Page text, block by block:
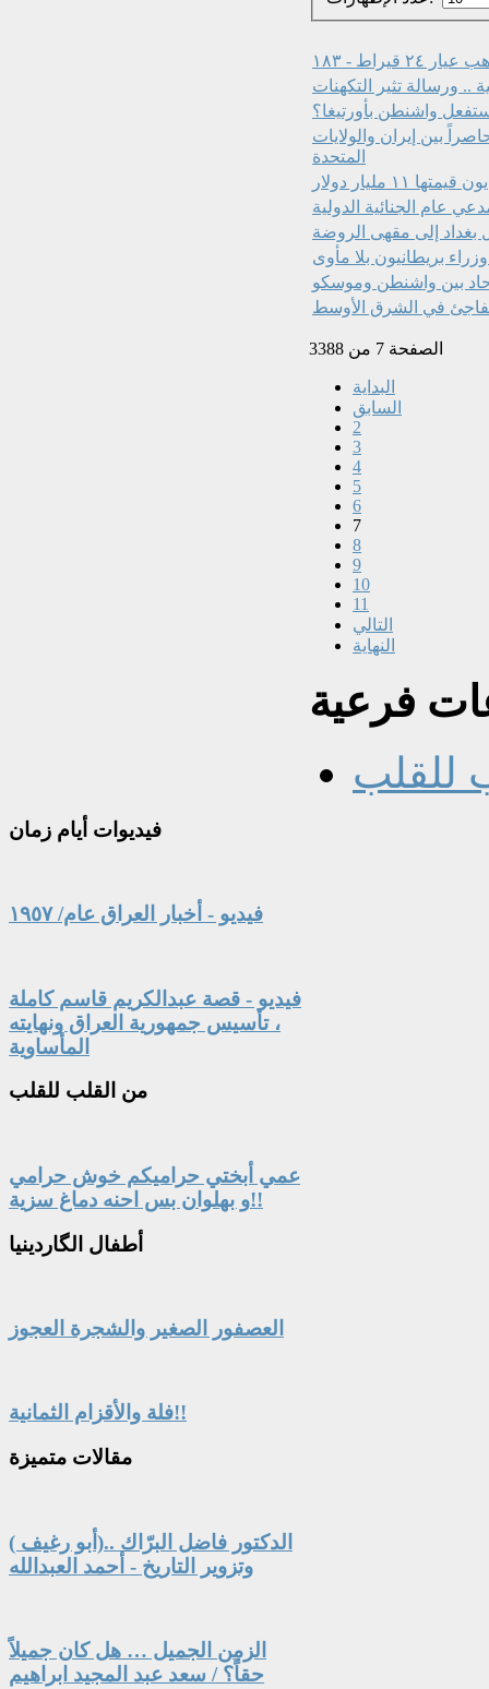
قيراط - ١٨٣
.. ورسالة تثير التكهنات
واشنطن بأورتيغا؟
بين إيران والولايات
المتحدة
بغداد إلى مقهى الروضة
بين واشنطن وموسكو
مفاجئ في الشرق الأوسط
الصفحة 7 من 3388
البداية
السابق
2
3
4
5
6
7
8
9
10
11
التالي
النهاية
فرعية
للقلب
فيديوات أيام زمان
فيديو - أخبار العراق عام/ ١٩٥٧
فيديو - قصة عبدالكريم قاسم كاملة
، تأسيس جمهورية العراق ونهايته
المأساوية
من القلب للقلب
عمي أبختي حراميكم خوش حرامي
و بهلوان بس احنه دماغ سزية!!
أطفال الگاردينيا
العصفور الصغير والشجرة العجوز
فلة والأقزام الثمانية!!
مقالات متميزة
الدكتور فاضل البرّاك ..(أبو رغيف )
وتزوير التاريخ - أحمد العبدالله
الزمن الجميل … هل كان جميلاً
حقاً؟ / سعد عبد المجيد ابراهيم